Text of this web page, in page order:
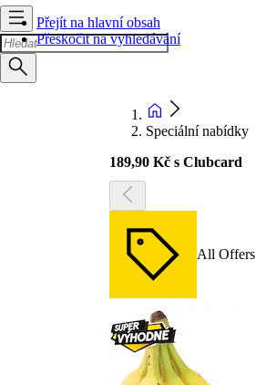
Přejít na hlavní obsah
Přeskočit na vyhledávání
Speciální nabídky
189,90 Kč s Clubcard
All Offers